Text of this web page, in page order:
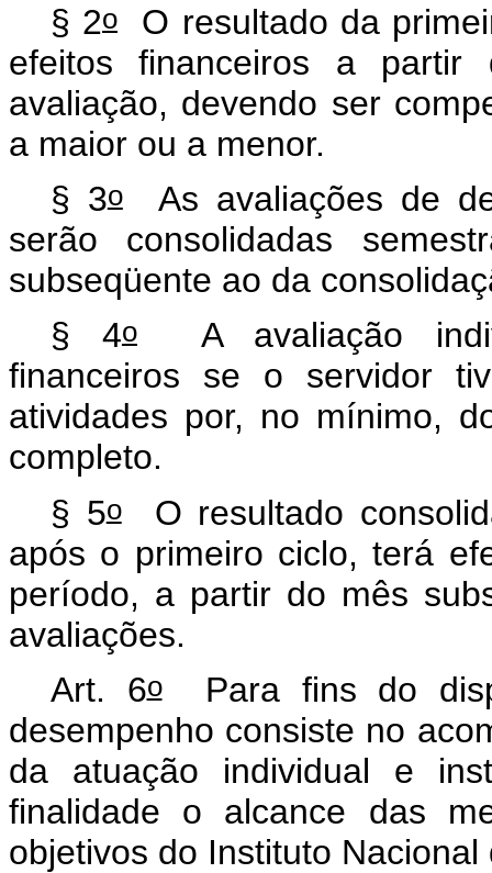
§ 2o
O resultado da
efeitos financeiros a
avaliação, devendo ser
a maior ou a menor.
§ 3oAs avaliações de
serão consolidadas
subseqüente ao da
§ 4oA avaliação
financeiros se o servidor
atividades por, no mínimo,
completo.
§ 5oO resultado
após o primeiro ciclo, terá
período, a partir do mês
avaliações.
Art. 6oPara fins do
desempenho consiste no
da atuação individual e
finalidade o alcance das
objetivos do Instituto